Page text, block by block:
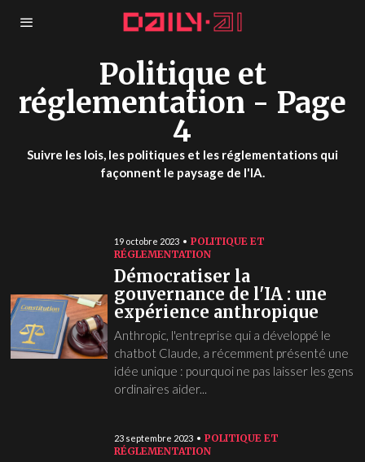
Politique et
réglementation - Page
4
Suivre les lois, les politiques et les réglementations qui
façonnent le paysage de l'IA.
19 octobre 2023
POLITIQUE ET
RÉGLEMENTATION
Démocratiser la
gouvernance de l'IA : une
expérience anthropique
Anthropic, l'entreprise qui a développé le
chatbot Claude, a récemment présenté une
idée unique : pourquoi ne pas laisser les gens
ordinaires aider...
23 septembre 2023
POLITIQUE ET
RÉGLEMENTATION